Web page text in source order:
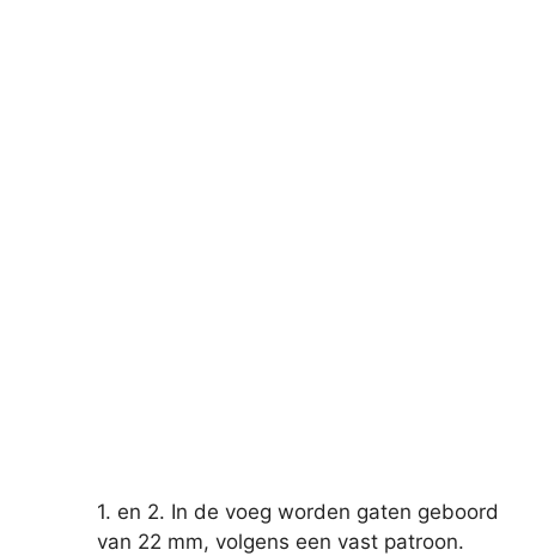
1. en 2. In de voeg worden gaten geboord
van 22 mm, volgens een vast patroon.